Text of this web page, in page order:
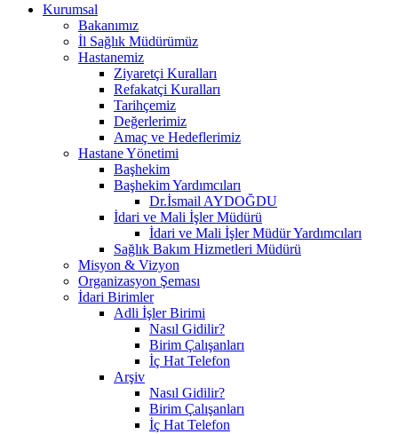
Kurumsal
Bakanımız
İl Sağlık Müdürümüz
Hastanemiz
Ziyaretçi Kuralları
Refakatçi Kuralları
Tarihçemiz
Değerlerimiz
Amaç ve Hedeflerimiz
Hastane Yönetimi
Başhekim
Başhekim Yardımcıları
Dr.İsmail AYDOĞDU
İdari ve Mali İşler Müdürü
İdari ve Mali İşler Müdür Yardımcıları
Sağlık Bakım Hizmetleri Müdürü
Misyon & Vizyon
Organizasyon Şeması
İdari Birimler
Adli İşler Birimi
Nasıl Gidilir?
Birim Çalışanları
İç Hat Telefon
Arşiv
Nasıl Gidilir?
Birim Çalışanları
İç Hat Telefon